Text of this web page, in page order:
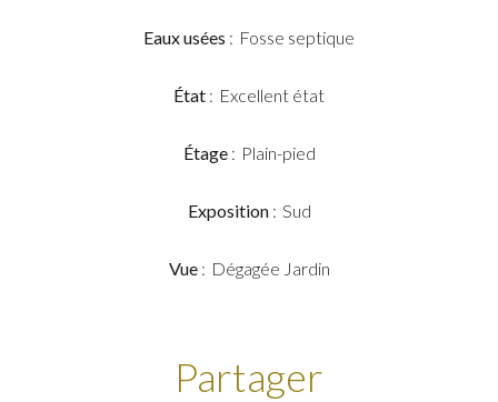
Eaux usées Fosse septique
État Excellent état
Étage Plain-pied
Exposition Sud
Vue Dégagée Jardin
Partager